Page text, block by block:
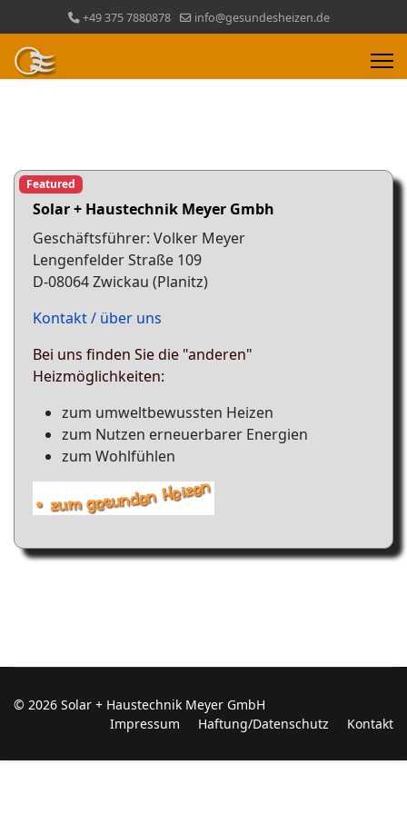
+49 375 7880878 info@gesundesheizen.de
Featured
Solar + Haustechnik Meyer Gmbh
Geschäftsführer: Volker Meyer
Lengenfelder Straße 109
D-08064 Zwickau (Planitz)
Kontakt / über uns
Bei uns finden Sie die "anderen"
Heizmöglichkeiten:
zum umweltbewussten Heizen
zum Nutzen erneuerbarer Energien
zum Wohlfühlen
© 2026 Solar + Haustechnik Meyer GmbH
Impressum
Haftung/Datenschutz Kontakt